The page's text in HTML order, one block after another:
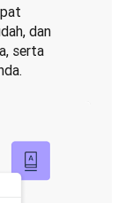
dan
serta